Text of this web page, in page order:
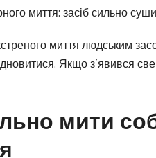
миття: засіб сильно
миття людським
Якщо з’явився
мити